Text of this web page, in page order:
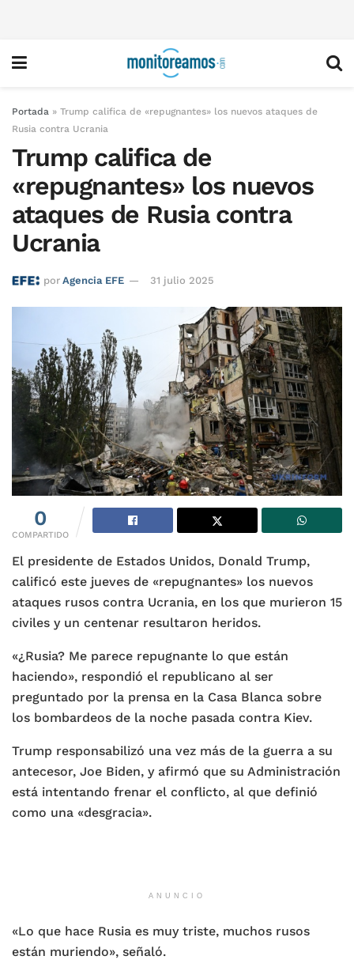
Portada » Trump califica de «repugnantes» los nuevos ataques de
Rusia contra Ucrania
Trump califica de
«repugnantes» los nuevos
ataques de Rusia contra
Ucrania
por Agencia EFE 31 julio 2025
0
COMPARTIDO
El presidente de Estados Unidos, Donald Trump,
calificó este jueves de «repugnantes» los nuevos
ataques rusos contra Ucrania, en los que murieron 15
civiles y un centenar resultaron heridos.
«¿Rusia? Me parece repugnante lo que están
haciendo», respondió el republicano al ser
preguntado por la prensa en la Casa Blanca sobre
los bombardeos de la noche pasada contra Kiev.
Trump responsabilizó una vez más de la guerra a su
antecesor, Joe Biden, y afirmó que su Administración
está intentando frenar el conflicto, al que definió
como una «desgracia».
ANUNCIO
«Lo que hace Rusia es muy triste, muchos rusos
están muriendo», señaló.